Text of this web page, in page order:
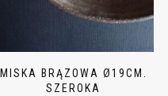
MISKA BRĄZOWA Ø19CM.
SZEROKA